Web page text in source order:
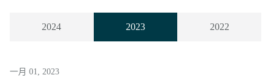
2024 2023 2022
一月 01, 2023